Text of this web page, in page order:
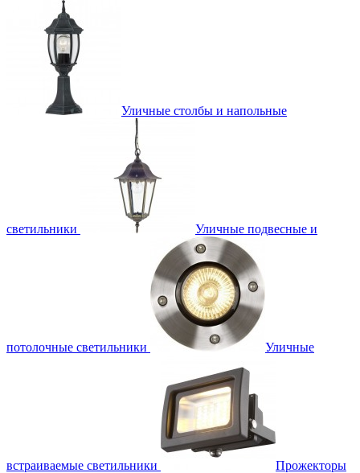
Уличные столбы и напольные
светильники Уличные подвесные и
потолочные светильники Уличные
встраиваемые светильники
Прожекторы